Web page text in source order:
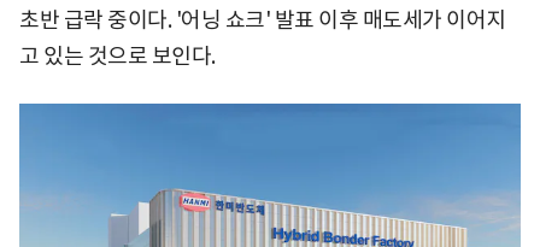
초반 급락 중이다. '어닝 쇼크' 발표 이후 매도세가 이어지
고 있는 것으로 보인다.